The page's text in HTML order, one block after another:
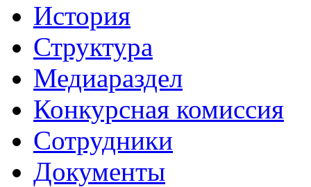
История
Структура
Медиараздел
Конкурсная комиссия
Сотрудники
Документы